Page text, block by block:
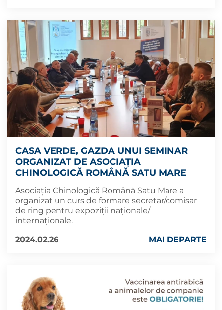
CASA VERDE, GAZDA UNUI SEMINAR
ORGANIZAT DE ASOCIAȚIA
CHINOLOGICĂ ROMÂNĂ SATU MARE
Asociația Chinologică Română Satu Mare a
organizat un curs de formare secretar/comisar
de ring pentru expoziții naționale/
internaționale.
2024.02.26
MAI DEPARTE